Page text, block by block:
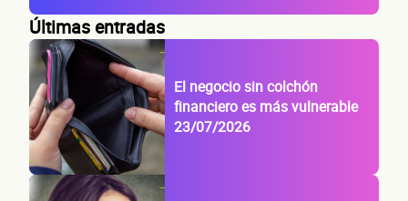
Últimas entradas
El negocio sin colchón
financiero es más vulnerable
23/07/2026